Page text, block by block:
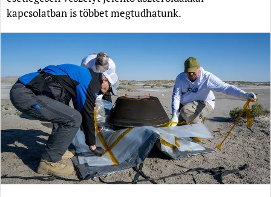
kapcsolatban is többet megtudhatunk.